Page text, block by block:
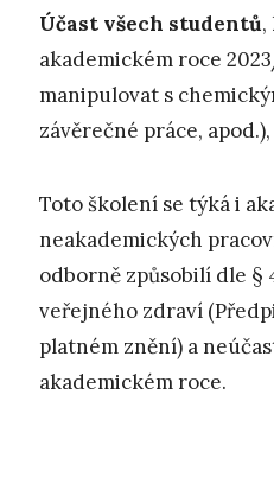
Účast všech studentů,
akademickém roce
manipulovat s
závěrečné práce, apod.),
Toto školení se týká i
neakademických
odborně způsobilí dle §
veřejného zdraví
platném znění) a
akademickém roce.